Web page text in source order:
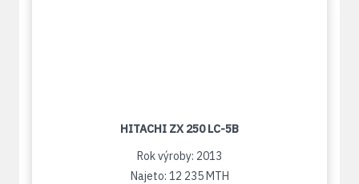
HITACHI ZX 250 LC-5B
Rok výroby: 2013
Najeto: 12 235 MTH